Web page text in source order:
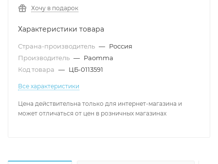
Хочу в подарок
Характеристики товара
Страна-производитель — Россия
Производитель — Paomma
Код товара — ЦБ-0113591
Все характеристики
Цена действительна только для интернет-магазина и
может отличаться от цен в розничных магазинах